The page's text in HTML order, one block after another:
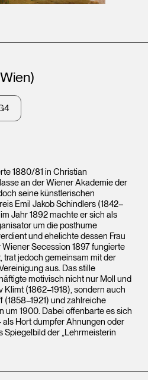
1880/81 in Christian
an der Wiener Akademie der
seine künstlerischen
Emil Jakob Schindlers (1842–
Jahr 1892 machte er sich als
um die posthume
und ehelichte dessen Frau
Secession 1897 fungierte
trat jedoch gemeinsam mit der
aus. Das stille
motivisch nicht nur Moll und
(1862–1918), sondern auch
und zahlreiche
um 1900. Dabei offenbarte es sich
Hort dumpfer Ahnungen oder
der „Lehrmeisterin